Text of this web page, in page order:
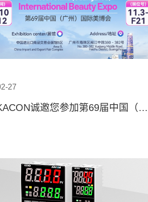
27
凯昆KACON诚邀您参加第69届中国（广州）国际美博会